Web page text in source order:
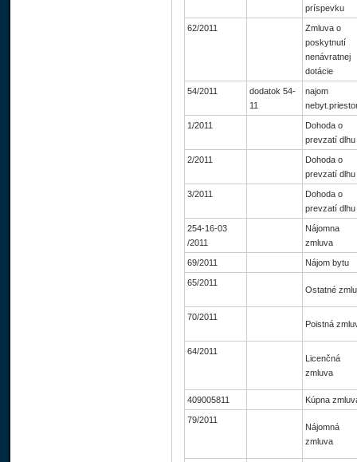
príspevku
62/2011
Zmluva o
poskytnutí
nenávratnej
dotácie
54/2011
dodatok 54-
11
najom
1/2011
Dohoda o
prevzatí
2/2011
Dohoda o
prevzatí
3/2011
Dohoda o
prevzatí
254-16-03
/2011
Nájomna
zmluva
69/2011 Nájom bytu
65/2011
Ostatné
70/2011
Poistná
64/2011
Licenčná
zmluva
409005811 Kúpna
79/2011
Nájomná
zmluva